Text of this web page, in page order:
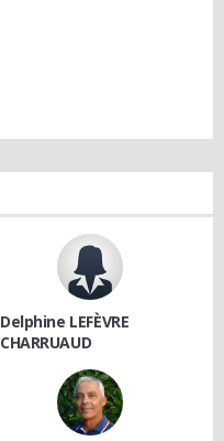
Delphine LEFÈVRE
CHARRUAUD